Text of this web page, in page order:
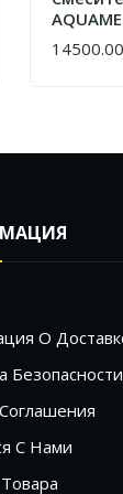
КУПИТЬ
О
Безопасности
С Нами